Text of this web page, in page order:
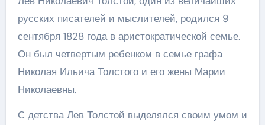
русских писателей и мыслителей, родился 9
сентября 1828 года в аристократической семье.
Он был четвертым ребенком в семье графа
Николая Ильича Толстого и его жены Марии
Николаевны.
С детства Лев Толстой выделялся своим умом и